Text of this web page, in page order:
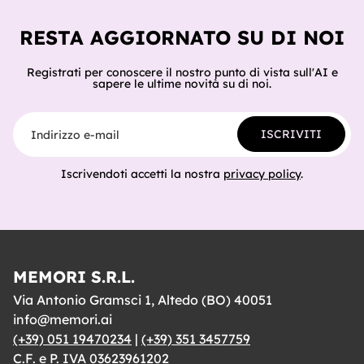
RESTA AGGIORNATO SU DI NOI
Registrati per conoscere il nostro punto di vista sull'AI e
sapere le ultime novità su di noi.
Indirizzo e-mail
ISCRIVITI
Iscrivendoti accetti la nostra privacy policy.
MEMORI S.R.L.
Via Antonio Gramsci 1, Altedo (BO) 40051
info@memori.ai
(+39) 051 19470234 | (+39) 351 3457759
C.F. e P. IVA 03623961202